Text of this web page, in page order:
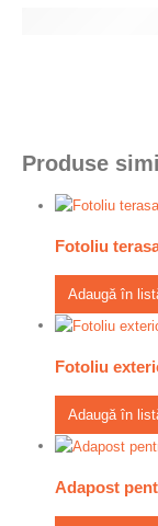
Produse
Fotoliu
Adaugă în
Fotoliu
Adaugă în
Adapost